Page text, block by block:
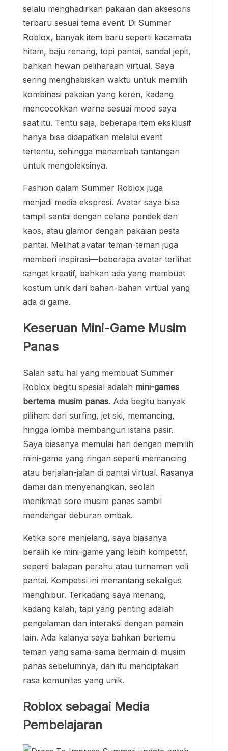
selalu menghadirkan pakaian dan aksesoris
terbaru sesuai tema event. Di Summer
Roblox, banyak item baru seperti kacamata
hitam, baju renang, topi pantai, sandal jepit,
bahkan hewan peliharaan virtual. Saya
sering menghabiskan waktu untuk memilih
kombinasi pakaian yang keren, kadang
mencocokkan warna sesuai mood saya
saat itu. Tentu saja, beberapa item eksklusif
hanya bisa didapatkan melalui event
tertentu, sehingga menambah tantangan
untuk mengoleksinya.
Fashion dalam Summer Roblox juga
menjadi media ekspresi. Avatar saya bisa
tampil santai dengan celana pendek dan
kaos, atau glamor dengan pakaian pesta
pantai. Melihat avatar teman-teman juga
memberi inspirasi—beberapa avatar terlihat
sangat kreatif, bahkan ada yang membuat
kostum unik dari bahan-bahan virtual yang
ada di game.
Keseruan Mini-Game Musim
Panas
Salah satu hal yang membuat Summer
Roblox begitu spesial adalah mini-games
bertema musim panas. Ada begitu banyak
pilihan: dari surfing, jet ski, memancing,
hingga lomba membangun istana pasir.
Saya biasanya memulai hari dengan memilih
mini-game yang ringan seperti memancing
atau berjalan-jalan di pantai virtual. Rasanya
damai dan menyenangkan, seolah
menikmati sore musim panas sambil
mendengar deburan ombak.
Ketika sore menjelang, saya biasanya
beralih ke mini-game yang lebih kompetitif,
seperti balapan perahu atau turnamen voli
pantai. Kompetisi ini menantang sekaligus
menghibur. Terkadang saya menang,
kadang kalah, tapi yang penting adalah
pengalaman dan interaksi dengan pemain
lain. Ada kalanya saya bahkan bertemu
teman yang sama-sama bermain di musim
panas sebelumnya, dan itu menciptakan
rasa komunitas yang unik.
Roblox sebagai Media
Pembelajaran